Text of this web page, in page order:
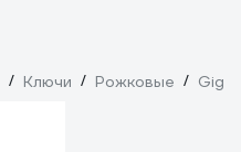
/ Ключи / Рожковые /